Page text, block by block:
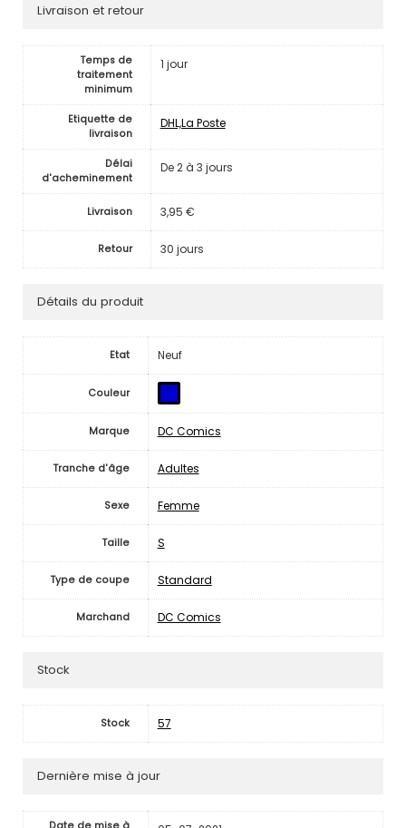
Livraison et retour
Temps de
traitement
minimum
1 jour
Etiquette de
livraison
DHL,La Poste
Délai
d'acheminement
De 2 à 3 jours
Livraison 3,95 €
Retour 30 jours
Détails du produit
Etat Neuf
Couleur
Marque DC Comics
Tranche d'âge Adultes
Sexe Femme
Taille S
Type de coupe Standard
Marchand DC Comics
Stock
Stock 57
Dernière mise à jour